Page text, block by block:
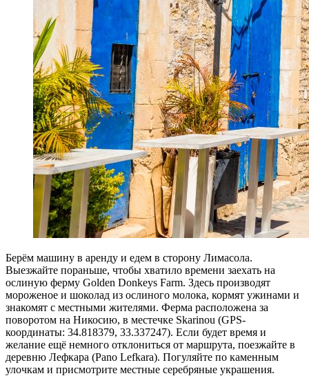
Берём машину в аренду и едем в сторону Лимасола.
Выезжайте пораньше, чтобы хватило времени заехать на
ослиную ферму Golden Donkeys Farm. Здесь производят
мороженое и шоколад из ослиного молока, кормят ужинами и
знакомят с местными жителями. Ферма расположена за
поворотом на Никосию, в местечке Skarinou (GPS-
координаты: 34.818379, 33.337247). Если будет время и
желание ещё немного отклониться от маршрута, поезжайте в
деревню Лефкара (Pano Lefkara). Погуляйте по каменным
улочкам и присмотрите местные серебряные украшения.